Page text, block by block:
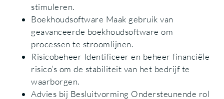
stimuleren.
Boekhoudsoftware Maak gebruik van
geavanceerde boekhoudsoftware om
processen te stroomlijnen.
Risicobeheer Identificeer en beheer financiële
risico’s om de stabiliteit van het bedrijf te
waarborgen.
Advies bij Besluitvorming Ondersteunende rol